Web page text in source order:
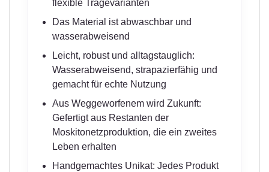
flexible Tragevarianten
Das Material ist abwaschbar und
wasserabweisend
Leicht, robust und alltagstauglich:
Wasserabweisend, strapazierfähig und
gemacht für echte Nutzung
Aus Weggeworfenem wird Zukunft:
Gefertigt aus Restanten der
Moskitonetzproduktion, die ein zweites
Leben erhalten
Handgemachtes Unikat: Jedes Produkt